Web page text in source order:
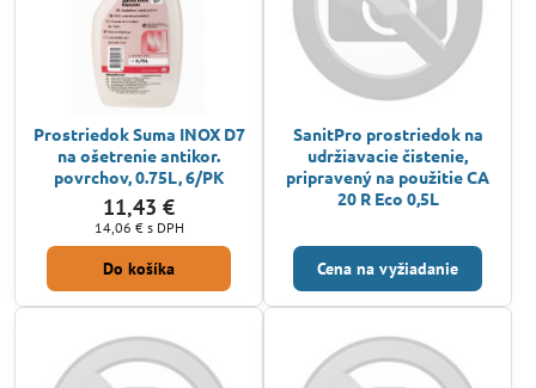
Prostriedok Suma INOX D7
na ošetrenie antikor.
povrchov, 0.75L, 6/PK
11,43 €
14,06 € s DPH
Do košíka
SanitPro prostriedok na
udržiavacie čistenie,
pripravený na použitie CA
20 R Eco 0,5L
Cena na vyžiadanie